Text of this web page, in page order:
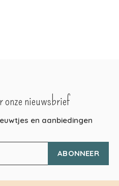
onze nieuwsbrief
en aanbiedingen
ABONNEER